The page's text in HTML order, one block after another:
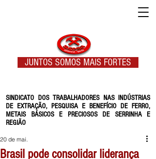
SINDICATO DOS TRABALHADORES NAS INDÚSTRIAS
DE EXTRAÇÃO, PESQUISA E BENEFÍCIO DE FERRO,
METAIS BÁSICOS E PRECIOSOS DE SERRINHA E
REGIÃO
JUNTOS SOMOS MAIS FORTES
Brasil pode consolidar liderança
20 de mai.